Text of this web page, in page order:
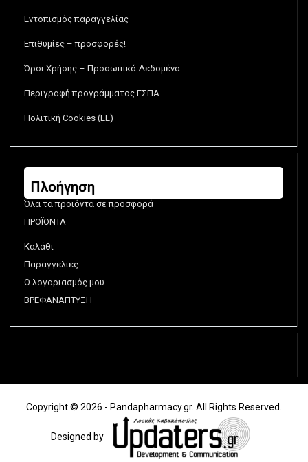
Εντοπισμός παραγγελίας
Επιθυμίες – προσφορές!
Όροι Χρήσης – Προσωπικά Δεδομένα
Περιγραφή προγράμματος ΕΣΠΑ
Πολιτική Cookies (ΕΕ)
Πλοήγηση
Όλα τα προϊόντα σε προσφορά
ΠΡΟΪΟΝΤΑ
Καλάθι
Παραγγελίες
Ο λογαριασμός μου
ΒΡΕΦΑΝΑΠΤΥΞΗ
Copyright © 2026 - Pandapharmacy.gr. All Rights Reserved.
Designed by